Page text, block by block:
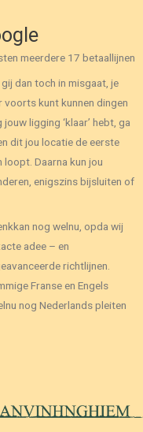
dan toch in misgaat, je
voorts kunt kunnen dingen
ligging ‘klaar’ hebt, ga
dit jou locatie de eerste
Daarna kun jou
enigszins bijsluiten of
nog welnu, opda wij
adee – en
richtlijnen.
Franse en Engels
nog Nederlands pleiten